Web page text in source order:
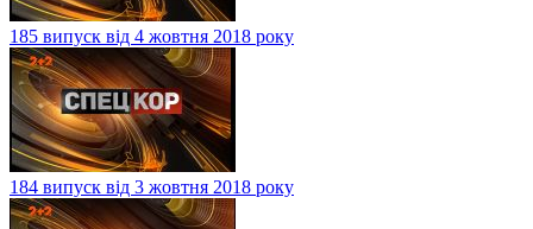
185 випуск від 4 жовтня 2018 року
184 випуск від 3 жовтня 2018 року